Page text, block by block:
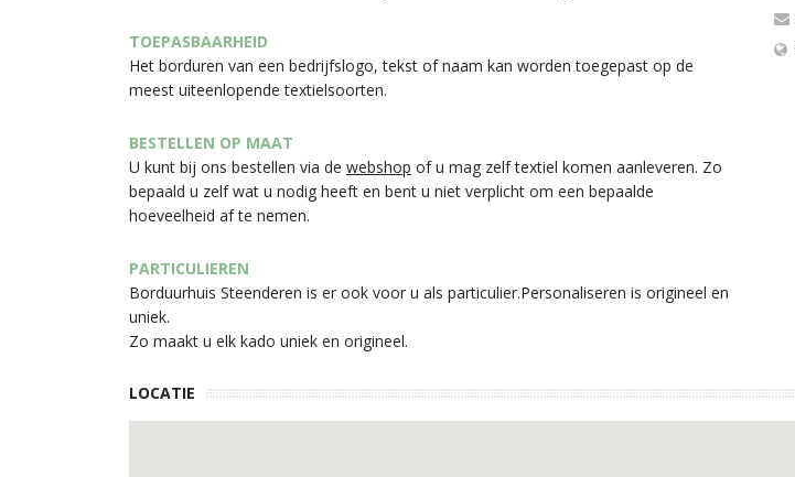
TOEPASBAARHEID
Het borduren van een bedrijfslogo, tekst of naam kan worden toegepast op de
meest uiteenlopende textielsoorten.
BESTELLEN OP MAAT
U kunt bij ons bestellen via de webshop of u mag zelf textiel komen aanleveren. Zo
bepaald u zelf wat u nodig heeft en bent u niet verplicht om een bepaalde
hoeveelheid af te nemen.
PARTICULIEREN
Borduurhuis Steenderen is er ook voor u als particulier.Personaliseren is origineel en
uniek.
Zo maakt u elk kado uniek en origineel.
LOCATIE